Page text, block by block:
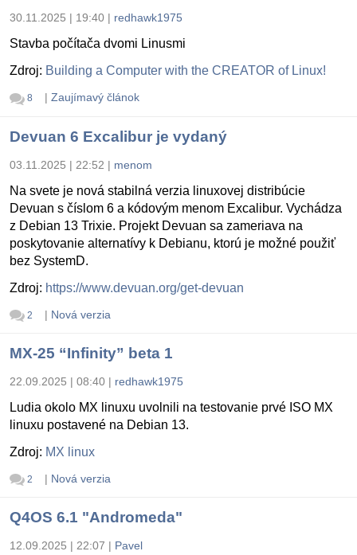
30.11.2025 | 19:40 | redhawk1975
Stavba počítača dvomi Linusmi
Zdroj: Building a Computer with the CREATOR of Linux!
8 | Zaujímavý článok
Devuan 6 Excalibur je vydaný
03.11.2025 | 22:52 | menom
Na svete je nová stabilná verzia linuxovej distribúcie
Devuan s číslom 6 a kódovým menom Excalibur. Vychádza
z Debian 13 Trixie. Projekt Devuan sa zameriava na
poskytovanie alternatívy k Debianu, ktorú je možné použiť
bez SystemD.
Zdroj: https://www.devuan.org/get-devuan
2 | Nová verzia
MX-25 “Infinity” beta 1
22.09.2025 | 08:40 | redhawk1975
Ludia okolo MX linuxu uvolnili na testovanie prvé ISO MX
linuxu postavené na Debian 13.
Zdroj: MX linux
2 | Nová verzia
Q4OS 6.1 "Andromeda"
12.09.2025 | 22:07 | Pavel